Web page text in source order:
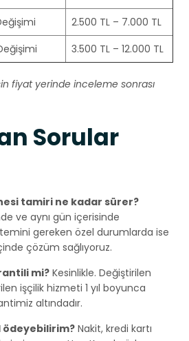
2.500 TL – 7.000 TL
3.500 TL – 12.000 TL
fiyat yerinde inceleme sonrası
Sorular
tamiri ne kadar sürer?
ve aynı gün içerisinde
gereken özel durumlarda ise
çözüm sağlıyoruz.
mi? Kesinlikle. Değiştirilen
işçilik hizmeti 1 yıl boyunca
altındadır.
ödeyebilirim? Nakit, kredi kartı